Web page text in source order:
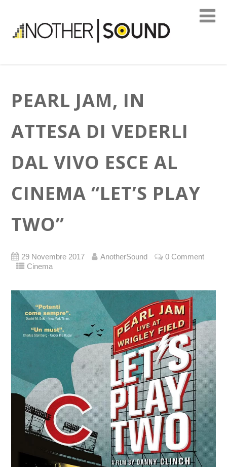
PEARL JAM, IN
ATTESA DI VEDERLI
DAL VIVO ESCE AL
CINEMA “LET’S PLAY
TWO”
29 Novembre 2017 AnotherSound
0 Comment
Cinema